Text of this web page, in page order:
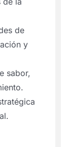
de
y
sabor,